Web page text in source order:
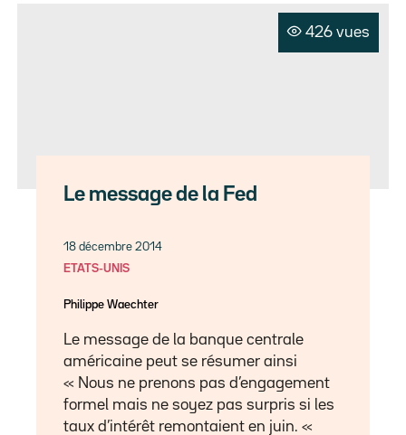
426 vues
Le message de la Fed
18 décembre 2014
ETATS-UNIS
Philippe Waechter
Le message de la banque centrale
américaine peut se résumer ainsi
« Nous ne prenons pas d’engagement
formel mais ne soyez pas surpris si les
taux d’intérêt remontaient en juin. «